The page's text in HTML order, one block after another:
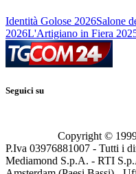
Identità Golose 2026Salone
2026L'Artigiano in Fiera
Seguici su
Copyright ©
P.Iva 03976881007 - Tutti i
Mediamond S.p.A. - RTI